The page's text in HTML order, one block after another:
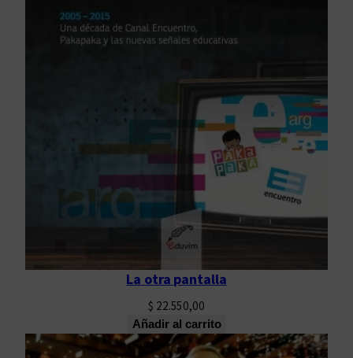
La otra pantalla
$ 22.550,00
Añadir al carrito